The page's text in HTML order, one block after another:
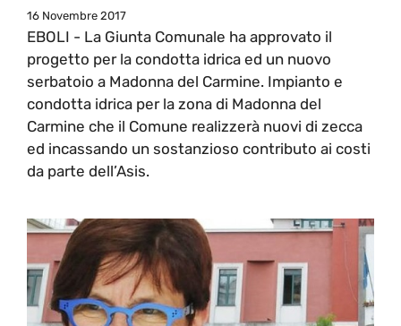
16 Novembre 2017
EBOLI - La Giunta Comunale ha approvato il
progetto per la condotta idrica ed un nuovo
serbatoio a Madonna del Carmine. Impianto e
condotta idrica per la zona di Madonna del
Carmine che il Comune realizzerà nuovi di zecca
ed incassando un sostanzioso contributo ai costi
da parte dell’Asis.